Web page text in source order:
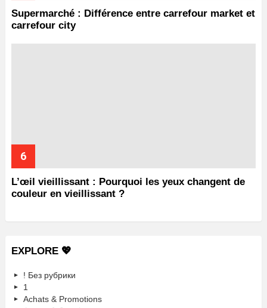
Supermarché : Différence entre carrefour market et
carrefour city
L’œil vieillissant : Pourquoi les yeux changent de
couleur en vieillissant ?
EXPLORE 💖
! Без рубрики
1
Achats & Promotions